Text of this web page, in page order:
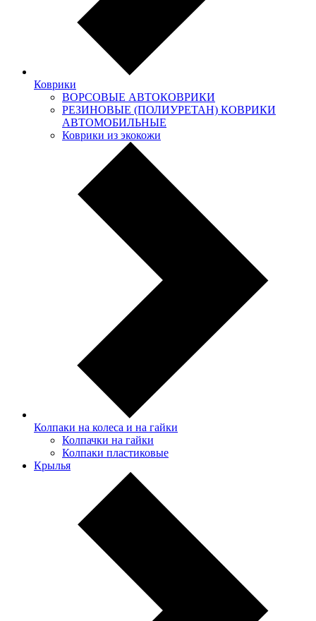
Коврики
ВОРСОВЫЕ АВТОКОВРИКИ
РЕЗИНОВЫЕ (ПОЛИУРЕТАН) КОВРИКИ
АВТОМОБИЛЬНЫЕ
Коврики из экокожи
Колпаки на колеса и на гайки
Колпачки на гайки
Колпаки пластиковые
Крылья